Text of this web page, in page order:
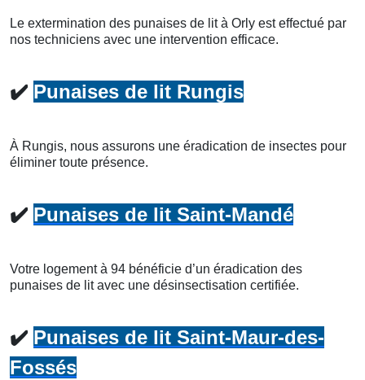
Le extermination des punaises de lit à Orly est effectué par
nos techniciens avec une intervention efficace.
✔️ Punaises de lit Rungis
À Rungis, nous assurons une éradication de insectes pour
éliminer toute présence.
✔️ Punaises de lit Saint-Mandé
Votre logement à 94 bénéficie d’un éradication des
punaises de lit avec une désinsectisation certifiée.
✔️ Punaises de lit Saint-Maur-des-
Fossés